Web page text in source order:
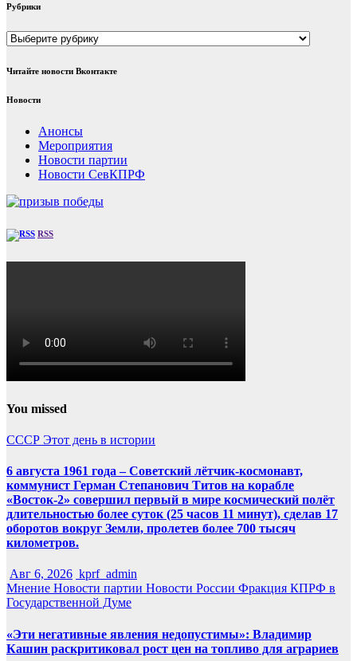
Рубрики
Рубрики
Читайте новости Вконтакте
Новости
Анонсы
Мероприятия
Новости партии
Новости СевКПРФ
RSS
You missed
СССР Этот день в истории
6 августа 1961 года – Советский лётчик-космонавт,
коммунист Герман Степанович Титов на корабле
«Восток-2» совершил первый в мире космический полёт
длительностью более суток (25 часов 11 минут), сделав 17
оборотов вокруг Земли, пролетев более 700 тысяч
километров.
Авг 6, 2026 kprf_admin
Мнение Новости партии Новости России Фракция КПРФ в
Государственной Думе
«Эти негативные явления недопустимы»: Владимир
Кашин раскритиковал рост цен на топливо для аграриев